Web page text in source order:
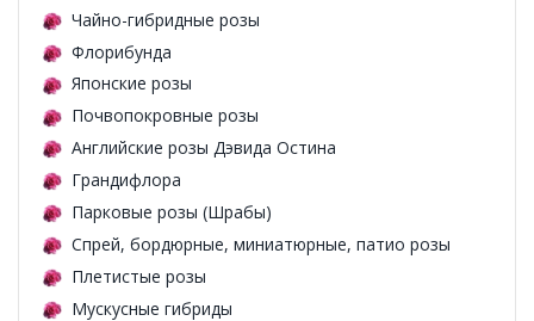
Чайно-гибридные розы
Флорибунда
Японские розы
Почвопокровные розы
Английские розы Дэвида Остина
Грандифлора
Парковые розы (Шрабы)
Спрей, бордюрные, миниатюрные, патио розы
Плетистые розы
Мускусные гибриды